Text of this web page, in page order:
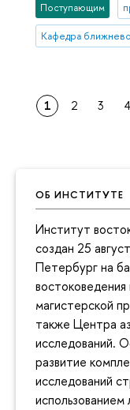
ОБ ИНСТИТУТЕ
Институт
создан 25
Петербург на
востоковедения
магистерской
также Центра
исследований.
развитие
исследований
Поступающим
Кафедра
1 2 3 4